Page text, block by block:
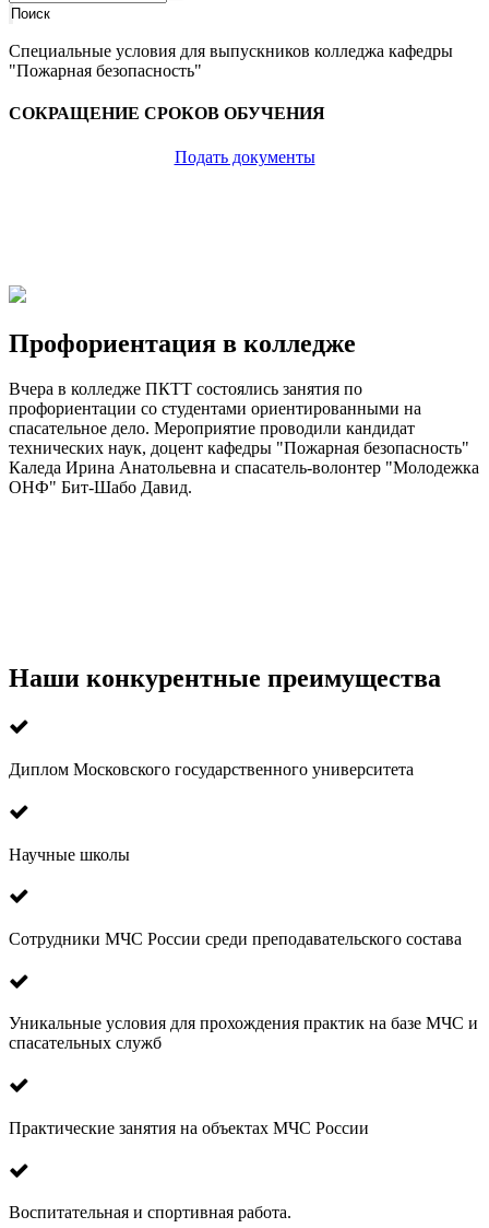
Поиск
Специальные условия для выпускников колледжа кафедры
"Пожарная безопасность"
СОКРАЩЕНИЕ СРОКОВ ОБУЧЕНИЯ
Подать документы
Профориентация в колледже
Вчера в колледже ПКТТ состоялись занятия по
профориентации со студентами ориентированными на
спасательное дело. Мероприятие проводили кандидат
технических наук, доцент кафедры "Пожарная безопасность"
Каледа Ирина Анатольевна и спасатель-волонтер "Молодежка
ОНФ" Бит-Шабо Давид.
Наши конкурентные преимущества
Диплом Московского государственного университета
Научные школы
Сотрудники МЧС России среди преподавательского состава
Уникальные условия для прохождения практик на базе МЧС и
спасательных служб
Практические занятия на объектах МЧС России
Воспитательная и спортивная работа.